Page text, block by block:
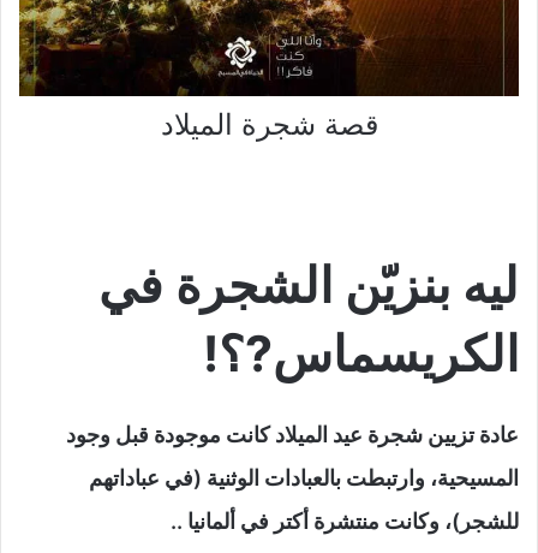
قصة شجرة الميلاد
ليه بنزيّن الشجرة في
الكريسماس?؟!
عادة تزيين شجرة عيد الميلاد كانت موجودة قبل وجود
المسيحية، وارتبطت بالعبادات الوثنية (في عباداتهم
للشجر)، وكانت منتشرة أكتر في ألمانيا ..